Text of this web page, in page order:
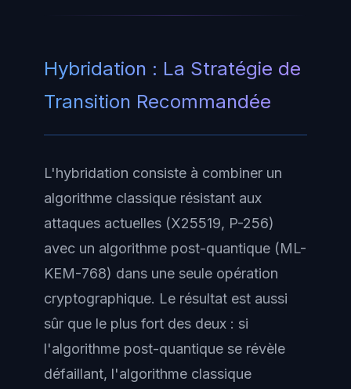
Hybridation : La Stratégie de
Transition Recommandée
L'hybridation consiste à combiner un
algorithme classique résistant aux
attaques actuelles (X25519, P-256)
avec un algorithme post-quantique (ML-
KEM-768) dans une seule opération
cryptographique. Le résultat est aussi
sûr que le plus fort des deux : si
l'algorithme post-quantique se révèle
défaillant, l'algorithme classique